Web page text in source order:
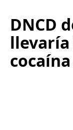
DNCD
llevaría